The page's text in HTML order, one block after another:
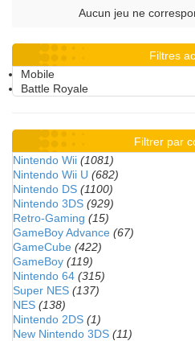
Aucun jeu ne
Filtres
Mobile
Battle Royale
Filtrer par
Nintendo Wii (1081)
Nintendo Wii U (682)
Nintendo DS (1100)
Nintendo 3DS (929)
Retro-Gaming (15)
GameBoy Advance (67)
GameCube (422)
GameBoy (119)
Nintendo 64 (315)
Super NES (137)
NES (138)
Nintendo 2DS (1)
New Nintendo 3DS (11)